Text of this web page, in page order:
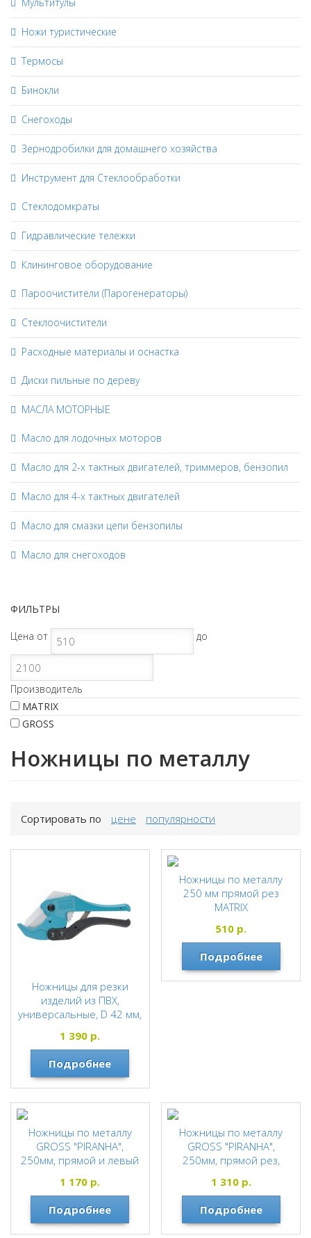
Ножи туристические
Термосы
Бинокли
Снегоходы
Зернодробилки для домашнего хозяйства
Инструмент для Стеклообработки
Стеклодомкраты
Гидравлические тележки
Клининговое оборудование
Пароочистители (Парогенераторы)
Стеклоочистители
Расходные материалы и оснастка
Диски пильные по дереву
МАСЛА МОТОРНЫЕ
Масло для лодочных моторов
Масло для 2-х тактных двигателей, триммеров, бензопил
Масло для 4-х тактных двигателей
Масло для смазки цепи бензопилы
Масло для снегоходов
ФИЛЬТРЫ
Цена от до
Производитель
MATRIX
GROSS
Ножницы по металлу
Сортировать по цене популярности
Ножницы для резки
изделий из ПВХ,
универсальные, D 42 мм,
рукояток Gross
GROSS
1 390 р.
Подробнее
Ножницы по металлу
250 мм прямой рез
MATRIX
MATRIX
510 р.
Подробнее
Ножницы по металлу
GROSS "PIRANHA",
250мм, прямой и левый
двухкомпонентные
рукоятки
GROSS
1 170 р.
Подробнее
Ножницы по металлу
GROSS "PIRANHA",
250мм, прямой рез,
двухкомпонентные
рукоятки
GROSS
1 310р.
Подробнее